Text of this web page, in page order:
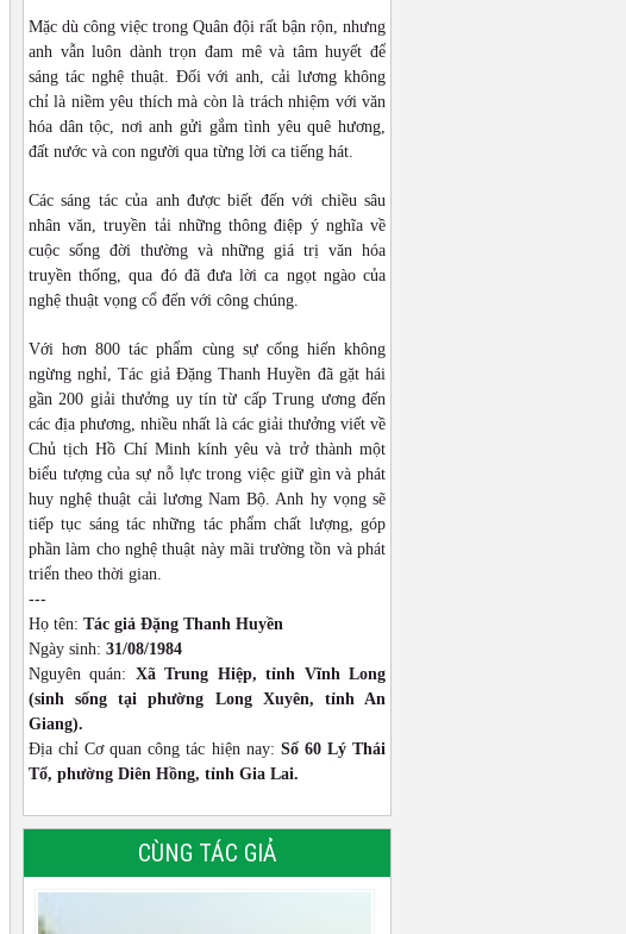
Mặc dù công việc trong Quân đội rất bận rộn, nhưng
anh vẫn luôn dành trọn đam mê và tâm huyết để
sáng tác nghệ thuật. Đối với anh, cải lương không
chỉ là niềm yêu thích mà còn là trách nhiệm với văn
hóa dân tộc, nơi anh gửi gắm tình yêu quê hương,
đất nước và con người qua từng lời ca tiếng hát.
Các sáng tác của anh được biết đến với chiều sâu
nhân văn, truyền tải những thông điệp ý nghĩa về
cuộc sống đời thường và những giá trị văn hóa
truyền thống, qua đó đã đưa lời ca ngọt ngào của
nghệ thuật vọng cổ đến với công chúng.
Với hơn 800 tác phẩm cùng sự cống hiến không
ngừng nghỉ, Tác giả Đặng Thanh Huyền đã gặt hái
gần 200 giải thưởng uy tín từ cấp Trung ương đến
các địa phương, nhiều nhất là các giải thưởng viết về
Chủ tịch Hồ Chí Minh kính yêu và trở thành một
biểu tượng của sự nỗ lực trong việc giữ gìn và phát
huy nghệ thuật cải lương Nam Bộ. Anh hy vọng sẽ
tiếp tục sáng tác những tác phẩm chất lượng, góp
phần làm cho nghệ thuật này mãi trường tồn và phát
triển theo thời gian.
---
Họ tên: Tác giả Đặng Thanh Huyền
Ngày sinh: 31/08/1984
Nguyên quán: Xã Trung Hiệp, tỉnh Vĩnh Long
(sinh sống tại phường Long Xuyên, tỉnh An
Giang).
Địa chỉ Cơ quan công tác hiện nay: Số 60 Lý Thái
Tổ, phường Diên Hồng, tỉnh Gia Lai.
CÙNG TÁC GIẢ